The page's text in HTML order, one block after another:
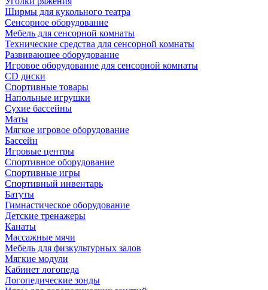
Ширмы для кукольного театра
Сенсорное оборудование
Мебель для сенсорной комнаты
Технические средства для сенсорной комнаты
Развивающее оборудование
Игровое оборудование для сенсорной комнаты
CD диски
Спортивные товары
Напольные игрушки
Сухие бассейны
Маты
Мягкое игровое оборудование
Бассейн
Игровые центры
Спортивное оборудование
Спортивные игры
Спортивный инвентарь
Батуты
Гимнастическое оборудование
Детские тренажеры
Канаты
Массажные мячи
Мебель для физкультурных залов
Мягкие модули
Кабинет логопеда
Логопедические зонды